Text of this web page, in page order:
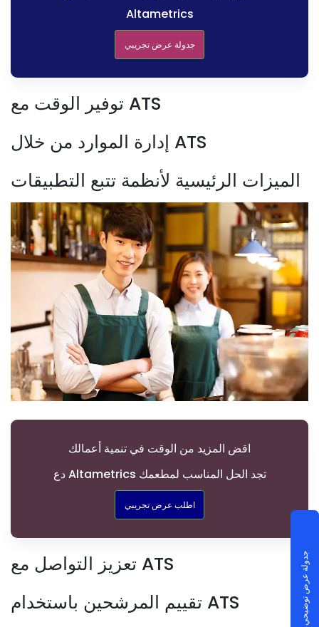
Altametrics
جدولة عرض تجريبي
توفير الوقت مع ATS
إدارة الموارد من خلال ATS
الميزات الرئيسية لأنظمة تتبع التطبيقات
اقض المزيد من الوقت في تنمية أعمالك
دع Altametrics تجد الحل المناسب لمطعمك
اطلب عرض تجريبي
تعزيز التواصل مع ATS
تقييم المرشحين باستخدام ATS
جدولة عرض توضيحي